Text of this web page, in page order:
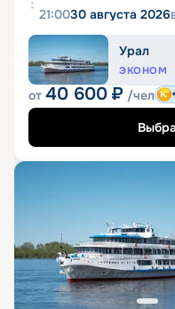
21:0030 августа 2026
Урал
ЭКОНОМ
от 40 600 ₽ /чел